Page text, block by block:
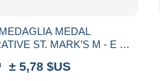
MEDAL
M - E -
± 5,78 $US